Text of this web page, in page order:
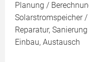
Planung /
Solarstromspeicher /
Reparatur,
Einbau, Austausch